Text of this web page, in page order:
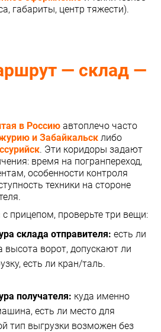
габариты, центр тяжести).
— склад —
в Россию автоплечо часто
и Забайкальск либо
. Эти коридоры задают
время на погранпереход,
особенности контроля
техники на стороне
прицепом, проверьте три вещи:
склада отправителя: есть ли
высота ворот, допускают ли
есть ли кран/таль.
получателя: куда именно
есть ли место для
тип выгрузки возможен без